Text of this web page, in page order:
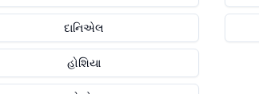
દાનિએલ
હોશિયા